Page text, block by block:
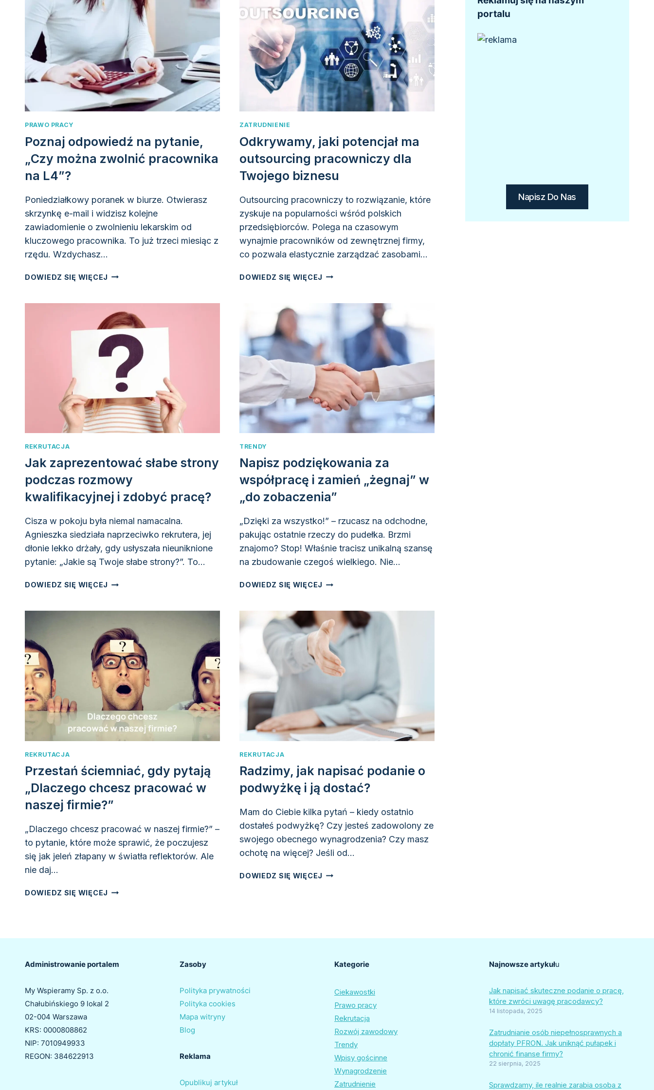
PRAWO PRACY
Poznaj odpowiedź na pytanie,
„Czy można zwolnić pracownika
na L4”?
Poniedziałkowy poranek w biurze. Otwierasz
skrzynkę e-mail i widzisz kolejne
zawiadomienie o zwolnieniu lekarskim od
kluczowego pracownika. To już trzeci miesiąc z
rzędu. Wzdychasz…
DOWIEDZ SIĘ WIĘCEJ POZNAJ
„CZY
MOŻNA
ZWOLNIĆ
PRACOWNIKA
NA
L4”?
ZATRUDNIENIE
Odkrywamy, jaki potencjał ma
outsourcing pracowniczy dla
Twojego biznesu
Outsourcing pracowniczy to rozwiązanie, które
zyskuje na popularności wśród polskich
przedsiębiorców. Polega na czasowym
wynajmie pracowników od zewnętrznej firmy,
co pozwala elastycznie zarządzać zasobami…
DOWIEDZ SIĘ WIĘCEJ ODKRYWAMY,
OUTSOURCING
PRACOWNICZY
DLA
BIZNESU
REKRUTACJA
Jak zaprezentować słabe strony
podczas rozmowy
kwalifikacyjnej i zdobyć pracę?
Cisza w pokoju była niemal namacalna.
Agnieszka siedziała naprzeciwko rekrutera, jej
dłonie lekko drżały, gdy usłyszała nieuniknione
pytanie: „Jakie są Twoje słabe strony?”. To…
DOWIEDZ SIĘ WIĘCEJ JAK
PODCZAS
ROZMOWY
KWALIFIKACYJNEJ
I
ZDOBYĆ
PRACĘ?
TRENDY
Napisz podziękowania za
współpracę i zamień „żegnaj” w
„do zobaczenia”
„Dzięki za wszystko!” – rzucasz na odchodne,
pakując ostatnie rzeczy do pudełka. Brzmi
znajomo? Stop! Właśnie tracisz unikalną szansę
na zbudowanie czegoś wielkiego. Nie…
DOWIEDZ SIĘ WIĘCEJ NAPISZ
WSPÓŁPRACĘ
I
ZAMIEŃ
„ŻEGNAJ”
W
„DO
ZOBACZENIA”
REKRUTACJA
Przestań ściemniać, gdy pytają
„Dlaczego chcesz pracować w
naszej firmie?”
„Dlaczego chcesz pracować w naszej firmie?” –
to pytanie, które może sprawić, że poczujesz
się jak jeleń złapany w światła reflektorów. Ale
nie daj…
DOWIEDZ SIĘ WIĘCEJ PRZESTAŃ
W
FIRMIE?”
REKRUTACJA
Radzimy, jak napisać podanie o
podwyżkę i ją dostać?
Mam do Ciebie kilka pytań – kiedy ostatnio
dostałeś podwyżkę? Czy jesteś zadowolony ze
swojego obecnego wynagrodzenia? Czy masz
ochotę na więcej? Jeśli od…
DOWIEDZ SIĘ WIĘCEJ RADZIMY,
I
DOSTAĆ?
portalu
Napisz Do Nas
Administrowanie portalem
My Wspieramy Sp. z o.o.
Chałubińskiego 9 lokal 2
02-004 Warszawa
KRS: 0000808862
NIP: 7010949933
REGON: 384622913
Zasoby
Polityka prywatności
Polityka cookies
Mapa witryny
Blog
Reklama
Opublikuj artykuł
Kategorie
Ciekawostki
Prawo pracy
Rekrutacja
Rozwój zawodowy
Trendy
Wpisy gościnne
Wynagrodzenie
Zatrudnienie
Najnowsze artykułu
Jak napisać skuteczne podanie o pracę,
które zwróci uwagę pracodawcy?
14 listopada, 2025
Zatrudnianie osób niepełnosprawnych a
dopłaty PFRON. Jak uniknąć pułapek i
chronić finanse firmy?
22 sierpnia, 2025
Sprawdzamy, ile realnie zarabia osoba z